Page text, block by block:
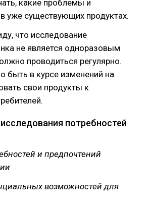
какие проблемы и
уже существующих продуктах.
что исследование
не является одноразовым
проводиться регулярно.
быть в курсе изменений на
свои продукты к
потребностей
и предпочтений
возможностей для